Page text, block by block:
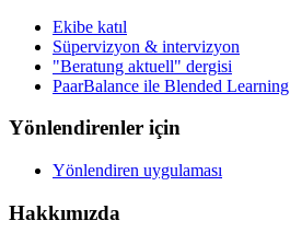
Ekibe katıl
Süpervizyon & intervizyon
"Beratung aktuell" dergisi
PaarBalance ile Blended Learning
Yönlendirenler için
Yönlendiren uygulaması
Hakkımızda